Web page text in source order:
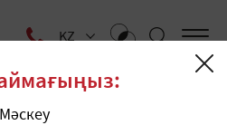
KZ
аймағыңыз:
Мәскеу